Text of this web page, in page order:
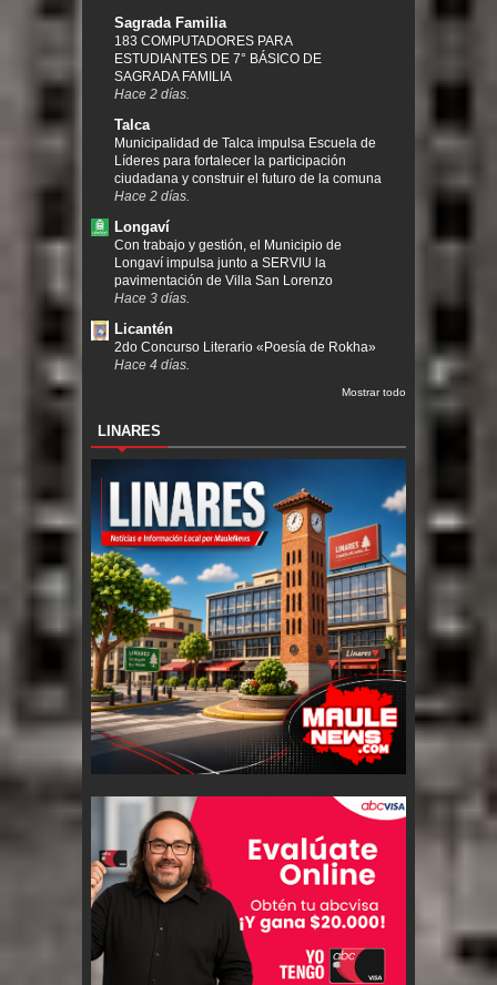
Sagrada Familia
183 COMPUTADORES PARA
ESTUDIANTES DE 7° BÁSICO DE
SAGRADA FAMILIA
Hace 2 días.
Talca
Municipalidad de Talca impulsa Escuela de
Líderes para fortalecer la participación
ciudadana y construir el futuro de la comuna
Hace 2 días.
Longaví
Con trabajo y gestión, el Municipio de
Longaví impulsa junto a SERVIU la
pavimentación de Villa San Lorenzo
Hace 3 días.
Licantén
2do Concurso Literario «Poesía de Rokha»
Hace 4 días.
Mostrar todo
LINARES